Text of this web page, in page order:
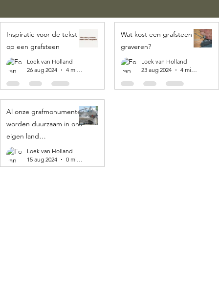
Inspiratie voor de tekst
op een grafsteen
Loek van Holland
26 aug 2024
4 minuten om te lezen
Wat kost een grafsteen
graveren?
Loek van Holland
23 aug 2024
4 minuten om te lezen
Al onze grafmonumenten
worden duurzaam in ons
eigen land
geproduceerd! 🌍
Loek van Holland
15 aug 2024
0 minuten om te lezen